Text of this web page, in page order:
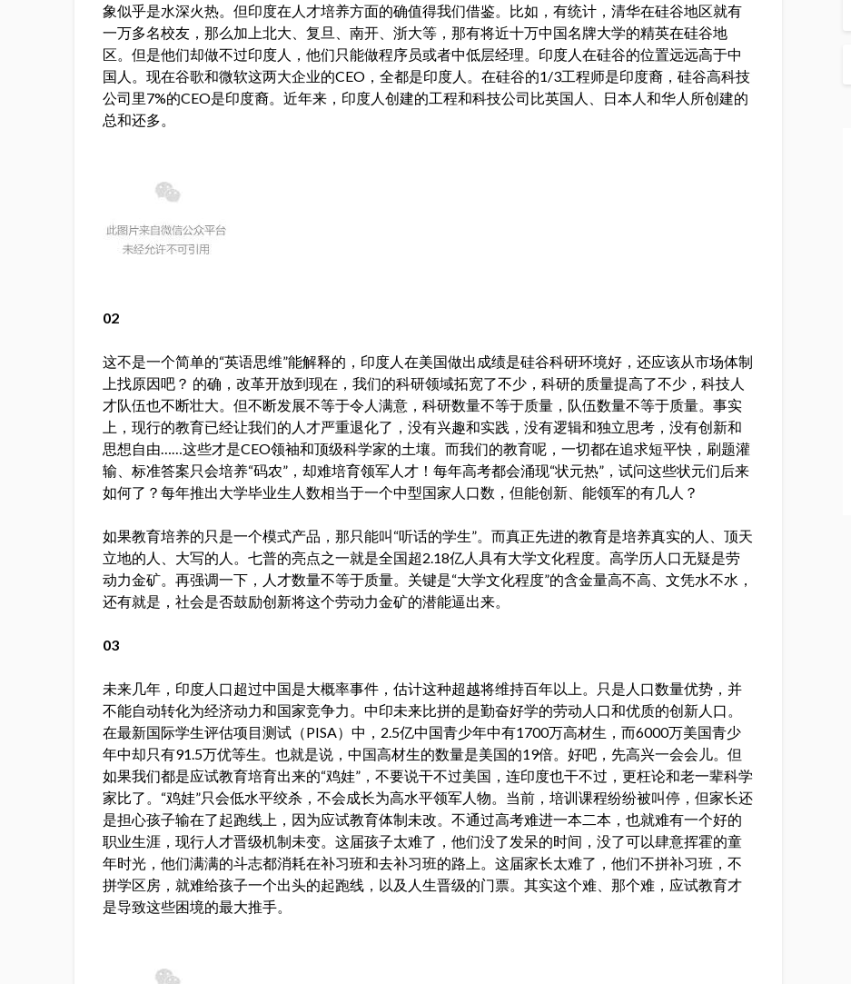
象似乎是水深火热。但印度在人才培养方面的确值得我们借鉴。比如，有统计，清华在硅谷地区就有
一万多名校友，那么加上北大、复旦、南开、浙大等，那有将近十万中国名牌大学的精英在硅谷地
区。但是他们却做不过印度人，他们只能做程序员或者中低层经理。印度人在硅谷的位置远远高于中
国人。现在谷歌和微软这两大企业的CEO，全都是印度人。在硅谷的1/3工程师是印度裔，硅谷高科技
公司里7%的CEO是印度裔。近年来，印度人创建的工程和科技公司比英国人、日本人和华人所创建的
总和还多。
02
这不是一个简单的“英语思维”能解释的，印度人在美国做出成绩是硅谷科研环境好，还应该从市场体制
上找原因吧？ 的确，改革开放到现在，我们的科研领域拓宽了不少，科研的质量提高了不少，科技人
才队伍也不断壮大。但不断发展不等于令人满意，科研数量不等于质量，队伍数量不等于质量。事实
上，现行的教育已经让我们的人才严重退化了，没有兴趣和实践，没有逻辑和独立思考，没有创新和
思想自由……这些才是CEO领袖和顶级科学家的土壤。而我们的教育呢，一切都在追求短平快，刷题灌
输、标准答案只会培养“码农”，却难培育领军人才！每年高考都会涌现“状元热”，试问这些状元们后来
如何了？每年推出大学毕业生人数相当于一个中型国家人口数，但能创新、能领军的有几人？
如果教育培养的只是一个模式产品，那只能叫“听话的学生”。而真正先进的教育是培养真实的人、顶天
立地的人、大写的人。七普的亮点之一就是全国超2.18亿人具有大学文化程度。高学历人口无疑是劳
动力金矿。再强调一下，人才数量不等于质量。关键是“大学文化程度”的含金量高不高、文凭水不水，
还有就是，社会是否鼓励创新将这个劳动力金矿的潜能逼出来。
03
未来几年，印度人口超过中国是大概率事件，估计这种超越将维持百年以上。只是人口数量优势，并
不能自动转化为经济动力和国家竞争力。中印未来比拼的是勤奋好学的劳动人口和优质的创新人口。
在最新国际学生评估项目测试（PISA）中，2.5亿中国青少年中有1700万高材生，而6000万美国青少
年中却只有91.5万优等生。也就是说，中国高材生的数量是美国的19倍。好吧，先高兴一会会儿。但
如果我们都是应试教育培育出来的“鸡娃”，不要说干不过美国，连印度也干不过，更枉论和老一辈科学
家比了。“鸡娃”只会低水平绞杀，不会成长为高水平领军人物。当前，培训课程纷纷被叫停，但家长还
是担心孩子输在了起跑线上，因为应试教育体制未改。不通过高考难进一本二本，也就难有一个好的
职业生涯，现行人才晋级机制未变。这届孩子太难了，他们没了发呆的时间，没了可以肆意挥霍的童
年时光，他们满满的斗志都消耗在补习班和去补习班的路上。这届家长太难了，他们不拼补习班，不
拼学区房，就难给孩子一个出头的起跑线，以及人生晋级的门票。其实这个难、那个难，应试教育才
是导致这些困境的最大推手。